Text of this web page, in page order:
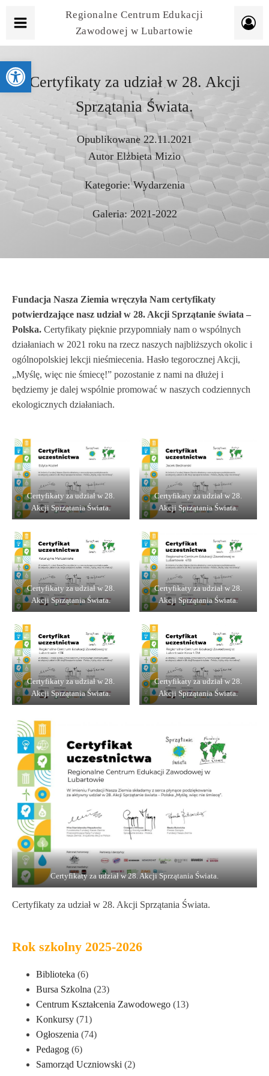
Regionalne Centrum Edukacji
Zawodowej w Lubartowie
Certyfikaty za udział w 28. Akcji
Sprzątania Świata.
Opublikowane 22.11.2021
Autor Elżbieta Mizio
Kategorie:Wydarzenia
Galeria: 2021-2022
Rok szkolny 2025-2026
Biblioteka (6)
Bursa Szkolna (23)
Centrum Kształcenia Zawodowego (13)
Konkursy (71)
Ogłoszenia (74)
Pedagog (6)
Samorząd Uczniowski (2)
Fundacja Nasza Ziemia wręczyła Nam certyfikaty
potwierdzające nasz udział w 28. Akcji Sprzątanie świata –
Polska. Certyfikaty pięknie przypomniały nam o wspólnych
działaniach w 2021 roku na rzecz naszych najbliższych okolic i
ogólnopolskiej lekcji nieśmiecenia. Hasło tegorocznej Akcji,
„Myślę, więc nie śmiecę!” pozostanie z nami na dłużej i
będziemy je dalej wspólnie promować w naszych codziennych
ekologicznych działaniach.
Certyfikaty za udział w 28.
Akcji Sprzątania Świata.
Certyfikaty za udział w 28.
Akcji Sprzątania Świata.
Certyfikaty za udział w 28.
Akcji Sprzątania Świata.
Certyfikaty za udział w 28.
Akcji Sprzątania Świata.
Certyfikaty za udział w 28.
Akcji Sprzątania Świata.
Certyfikaty za udział w 28.
Akcji Sprzątania Świata.
Certyfikaty za udział w 28. Akcji Sprzątania Świata.
Certyfikaty za udział w 28. Akcji Sprzątania Świata.
Otwórz pasek narzędzi